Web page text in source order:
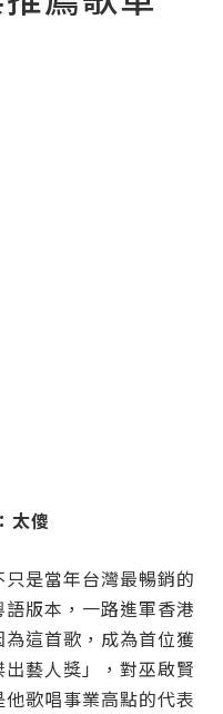
太傻
是當年台灣最暢銷的
版本，一路進軍香港
這首歌，成為首位獲
藝人獎」，對巫啟賢
歌唱事業高點的代表